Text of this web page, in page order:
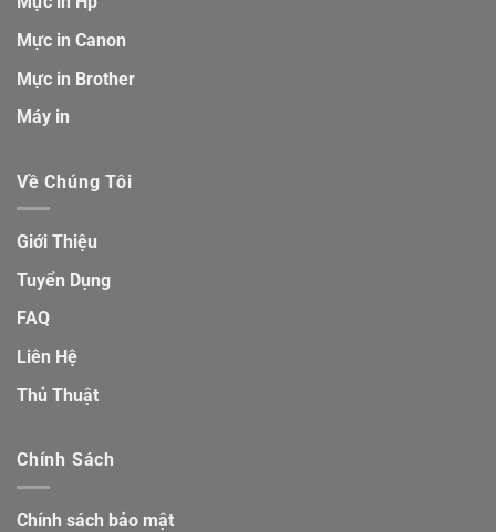
Mực in Canon
Mực in Brother
Máy in
Về Chúng Tôi
Giới Thiệu
Tuyển Dụng
FAQ
Liên Hệ
Thủ Thuật
Chính Sách
Chính sách bảo mật